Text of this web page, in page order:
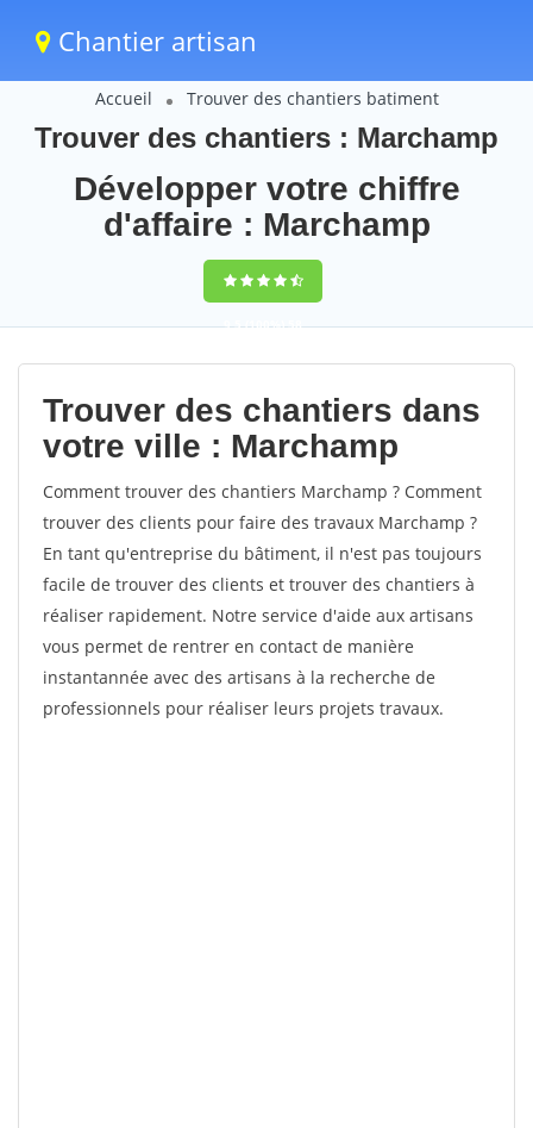
Chantier artisan
Accueil Trouver des chantiers batiment
Trouver des chantiers : Marchamp
Développer votre chiffre
d'affaire : Marchamp
9,5(100%)58
votes
Trouver des chantiers dans
votre ville : Marchamp
Comment trouver des chantiers Marchamp ? Comment
trouver des clients pour faire des travaux Marchamp ?
En tant qu'entreprise du bâtiment, il n'est pas toujours
facile de trouver des clients et trouver des chantiers à
réaliser rapidement. Notre service d'aide aux artisans
vous permet de rentrer en contact de manière
instantannée avec des artisans à la recherche de
professionnels pour réaliser leurs projets travaux.